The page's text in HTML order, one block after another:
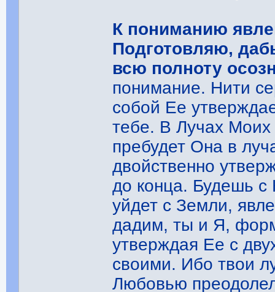
К пониманию
Подготовляю,
всю полноту
понимание. Нити
собой Ее
тебе. В Лучах Моих
пребудет Она в
двойственно
до конца. Будешь с
уйдет с Земли,
дадим, ты и Я,
утверждая Ее с
своими. Ибо твои
Любовью